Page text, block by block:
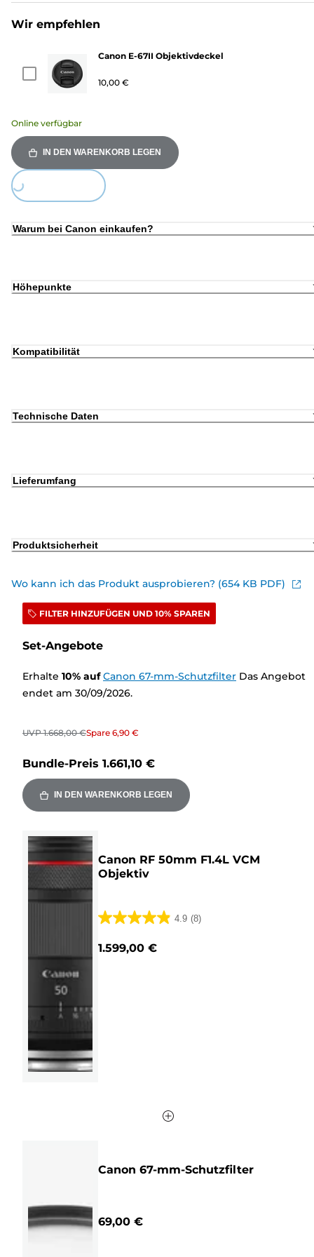
Wir empfehlen
Canon E-67II Objektivdeckel
10,00 €
Online verfügbar
IN DEN WARENKORB LEGEN
Warum bei Canon einkaufen?
Höhepunkte
Kompatibilität
Technische Daten
Lieferumfang
Produktsicherheit
Wo kann ich das Produkt ausprobieren? (654 KB PDF)
FILTER HINZUFÜGEN UND 10% SPAREN
Set-Angebote
Erhalte 10% auf Canon 67-mm-Schutzfilter Das Angebot
endet am 30/09/2026.
UVP1.668,00 €Spare 6,90 €
Bundle-Preis 1.661,10 €
IN DEN WARENKORB LEGEN
Canon RF 50mm F1.4L VCM
Objektiv
4.9 (8)
4.9
von
1.599,00 €
Canon 67-mm-Schutzfilter
69,00 €